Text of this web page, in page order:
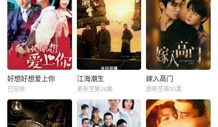
好想好想爱上你
已完结
江海潮生
更新至第26集
嫁入高门
更新至第10集